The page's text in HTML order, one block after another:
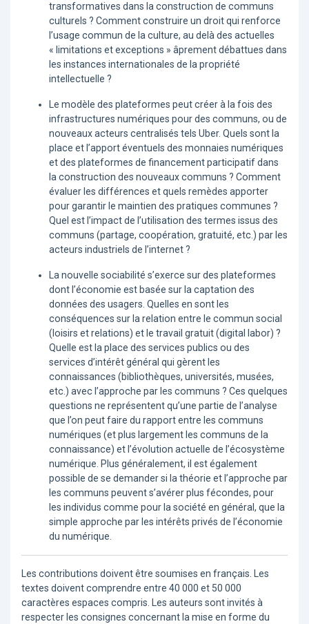
transformatives dans la construction de communs
culturels ? Comment construire un droit qui renforce
l’usage commun de la culture, au delà des actuelles
« limitations et exceptions » âprement débattues dans
les instances internationales de la propriété
intellectuelle ?
Le modèle des plateformes peut créer à la fois des
infrastructures numériques pour des communs, ou de
nouveaux acteurs centralisés tels Uber. Quels sont la
place et l’apport éventuels des monnaies numériques
et des plateformes de financement participatif dans
la construction des nouveaux communs ? Comment
évaluer les différences et quels remèdes apporter
pour garantir le maintien des pratiques communes ?
Quel est l’impact de l’utilisation des termes issus des
communs (partage, coopération, gratuité, etc.) par les
acteurs industriels de l’internet ?
La nouvelle sociabilité s’exerce sur des plateformes
dont l’économie est basée sur la captation des
données des usagers. Quelles en sont les
conséquences sur la relation entre le commun social
(loisirs et relations) et le travail gratuit (digital labor) ?
Quelle est la place des services publics ou des
services d’intérêt général qui gèrent les
connaissances (bibliothèques, universités, musées,
etc.) avec l’approche par les communs ? Ces quelques
questions ne représentent qu’une partie de l’analyse
que l’on peut faire du rapport entre les communs
numériques (et plus largement les communs de la
connaissance) et l’évolution actuelle de l’écosystème
numérique. Plus généralement, il est également
possible de se demander si la théorie et l’approche par
les communs peuvent s’avérer plus fécondes, pour
les individus comme pour la société en général, que la
simple approche par les intérêts privés de l’économie
du numérique.
Les contributions doivent être soumises en français. Les
textes doivent comprendre entre 40 000 et 50 000
caractères espaces compris. Les auteurs sont invités à
respecter les consignes concernant la mise en forme du